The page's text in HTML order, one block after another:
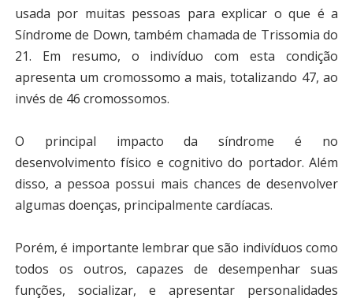
usada por muitas pessoas para explicar o que é a
Síndrome de Down, também chamada de Trissomia do
21. Em resumo,
o indivíduo com esta condição
apresenta um cromossomo a mais, totalizando 47, ao
invés de 46 cromossomos.
O principal impacto da síndrome é no
desenvolvimento físico e cognitivo do portador. Além
disso, a pessoa possui mais chances de desenvolver
algumas doenças, principalmente cardíacas.
Porém, é importante lembrar que são indivíduos como
todos os outros, capazes de desempenhar suas
funções, socializar, e apresentar personalidades